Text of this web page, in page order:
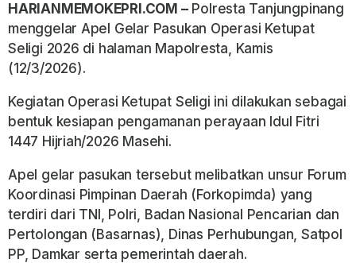
HARIANMEMOKEPRI.COM –Polresta Tanjungpinang
menggelar Apel Gelar Pasukan Operasi Ketupat
Seligi 2026 di halaman Mapolresta, Kamis
(12/3/2026).
Kegiatan Operasi Ketupat Seligi ini dilakukan sebagai
bentuk kesiapan pengamanan perayaan Idul Fitri
1447 Hijriah/2026 Masehi.
Apel gelar pasukan tersebut melibatkan unsur Forum
Koordinasi Pimpinan Daerah (Forkopimda) yang
terdiri dari TNI, Polri, Badan Nasional Pencarian dan
Pertolongan (Basarnas), Dinas Perhubungan, Satpol
PP, Damkar serta pemerintah daerah.